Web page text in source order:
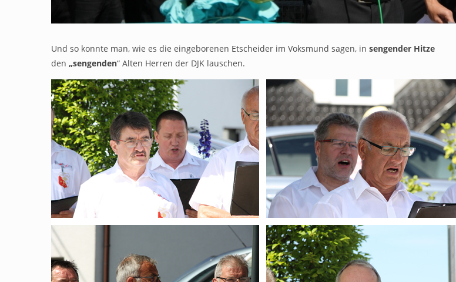
Und so konnte man, wie es die eingeborenen Etscheider im Voksmund sagen, in sengender Hitze
den „sengenden“ Alten Herren der DJK lauschen.